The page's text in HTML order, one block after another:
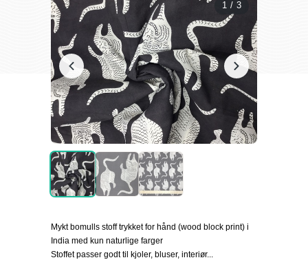
1 / 3
Mykt bomulls stoff trykket for hånd (wood block print) i
India med kun naturlige farger
Stoffet passer godt til kjoler, bluser, interiør...